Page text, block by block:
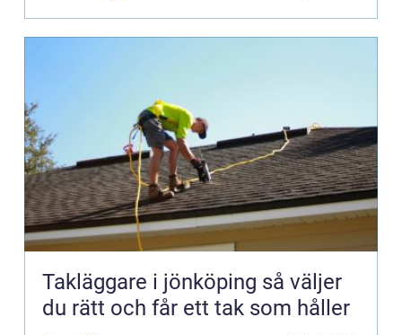
Takläggare i jönköping så väljer
du rätt och får ett tak som håller